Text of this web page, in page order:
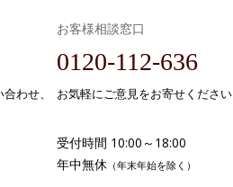
わせ、
お客様相談窓口
0120-112-636
お気軽にご意見をお寄せください
受付時間 10:00～18:00
年中無休 （年末年始を除く）